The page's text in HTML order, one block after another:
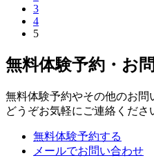
3
4
5
無料体験予約・お
無料体験予約やその他のお問
どうぞお気軽にご連絡くださ
無料体験予約する
メールでお問い合わせ